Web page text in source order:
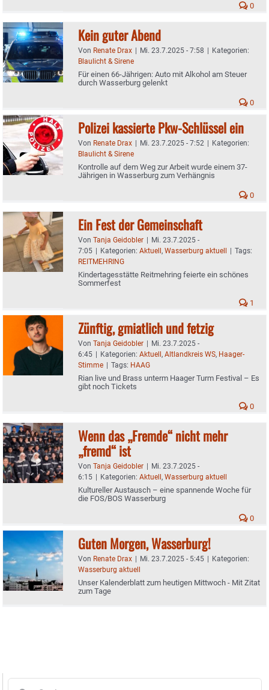
0
Kein guter Abend
Von Renate Drax | Mi. 23.7.2025 - 7:58 | Kategorien:
Blaulicht & Sirene
Für einen 66-Jährigen: Auto mit Alkohol am Steuer
durch Wasserburg gelenkt
0
Polizei kassierte Pkw-Schlüssel ein
Von Renate Drax | Mi. 23.7.2025 - 7:52 | Kategorien:
Blaulicht & Sirene
Kontrolle auf dem Weg zur Arbeit wurde einem 37-
Jährigen in Wasserburg zum Verhängnis
0
Ein Fest der Gemeinschaft
Von Tanja Geidobler | Mi. 23.7.2025 -
7:05 | Kategorien: Aktuell, Wasserburg aktuell | Tags:
REITMEHRING
Kindertagesstätte Reitmehring feierte ein schönes
Sommerfest
1
Zünftig, gmiatlich und fetzig
Von Tanja Geidobler | Mi. 23.7.2025 -
6:45 | Kategorien: Aktuell, Altlandkreis WS, Haager-
Stimme | Tags: HAAG
Rian live und Brass unterm Haager Turm Festival – Es
gibt noch Tickets
0
Wenn das „Fremde“ nicht mehr
„fremd“ ist
Von Tanja Geidobler | Mi. 23.7.2025 -
6:15 | Kategorien: Aktuell, Wasserburg aktuell
Kultureller Austausch – eine spannende Woche für
die FOS/BOS Wasserburg
0
Guten Morgen, Wasserburg!
Von Renate Drax | Mi. 23.7.2025 - 5:45 | Kategorien:
Wasserburg aktuell
Unser Kalenderblatt zum heutigen Mittwoch - Mit Zitat
zum Tage